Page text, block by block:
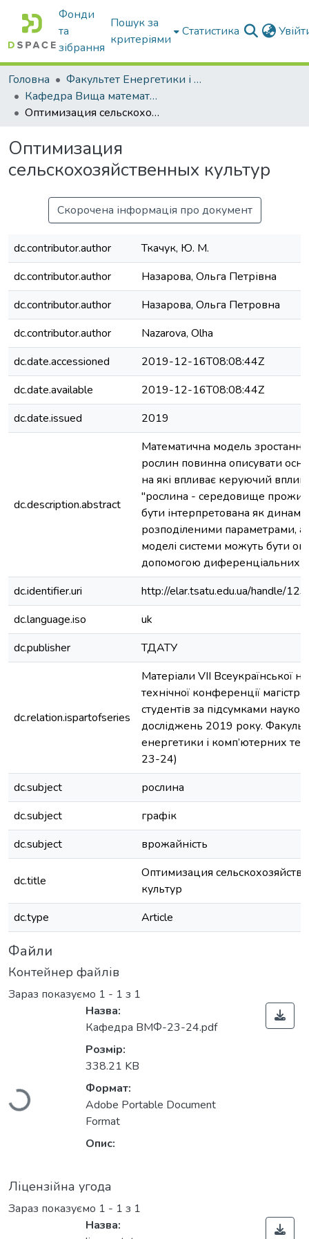
Фонди
та
зібрання
Пошук за
критеріями
Статистика
Головна
Факультет Енергетики і комп'ютерних технологій
Кафедра Вища математика та фізика
Оптимизация сельскохозяйственных культур
Оптимизация
сельскохозяйственных культур
Скорочена інформація про документ
dc.contributor.author
Ткачук, Ю. М.
dc.contributor.author
Назарова, Ольга Петрівна
dc.contributor.author
Назарова, Ольга Петровна
dc.contributor.author
Nazarova, Olha
dc.date.accessioned
2019-12-16T08:08:44Z
dc.date.available
2019-12-16T08:08:44Z
dc.date.issued
2019
dc.description.abstract
Математична модель зростання
рослин повинна описувати
на які впливає керуючий
"рослина - середовище
бути інтерпретована як
розподіленими параметрами, а
моделі системи можуть бути
допомогою диференціальних
dc.identifier.uri
http://elar.tsatu.edu.ua/handle/
dc.language.iso
uk
dc.publisher
ТДАТУ
dc.relation.ispartofseries
Матеріали VII Всеукраїнської
технічної конференції
студентів за підсумками
досліджень 2019 року.
енергетики і комп’ютерних
23-24)
dc.subject
рослина
dc.subject
графік
dc.subject
врожайність
dc.title
Оптимизация
культур
dc.type
Article
Файли
Контейнер файлів
Зараз показуємо 1 - 1 з 1
Вантажиться...
Назва:
Кафедра ВМФ-23-24.pdf
Розмір:
338.21 KB
Формат:
Adobe Portable Document
Format
Опис:
Ліцензійна угода
Зараз показуємо 1 - 1 з 1
Назва: